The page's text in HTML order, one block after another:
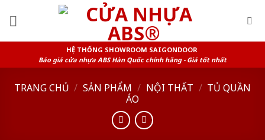
HỆ THỐNG SHOWROOM SAIGONDOOR
Báo giá cửa nhựa ABS Hàn Quốc chính hãng - Giá tốt nhất
TRANG CHỦ / SẢN PHẨM / NỘI THẤT / TỦ QUẦN
ÁO